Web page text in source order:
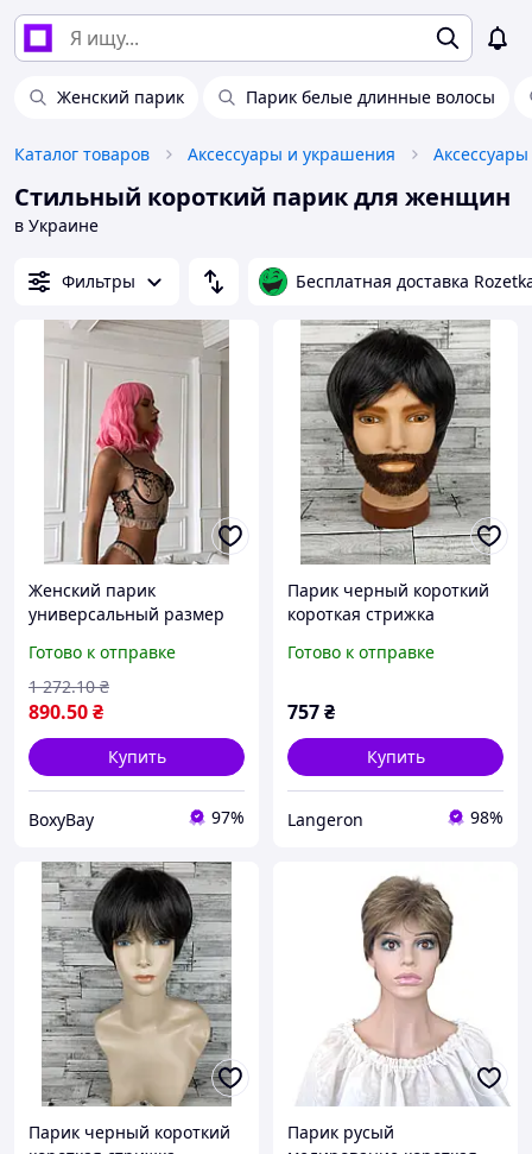
Женский парик Парик белые длинные волосы
Каталог товаров Аксессуары и украшения Аксессуары
Стильный короткий парик для женщин
в Украине
Фильтры Бесплатная доставка
Женский парик
универсальный размер
челкой модный короткий
парик для женщин
Готово к отправке
890.50₴
1 272.10 ₴
Купить
BoxyBay 97%
Парик черный короткий
короткая стрижка
женщин и мужчин
Готово к отправке
757₴
Купить
Langeron 98%
Парик черный короткий Парик русый